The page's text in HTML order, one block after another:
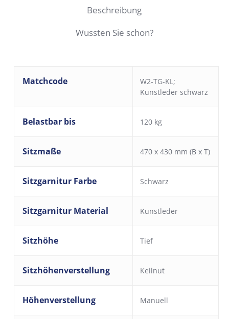
Beschreibung
Wussten Sie schon?
Matchcode
W2-TG-KL;
Kunstleder schwarz
Belastbar bis 120 kg
Sitzmaße 470 x 430 mm (B x T)
Sitzgarnitur Farbe Schwarz
Sitzgarnitur Material Kunstleder
Sitzhöhe Tief
Sitzhöhenverstellung Keilnut
Höhenverstellung Manuell